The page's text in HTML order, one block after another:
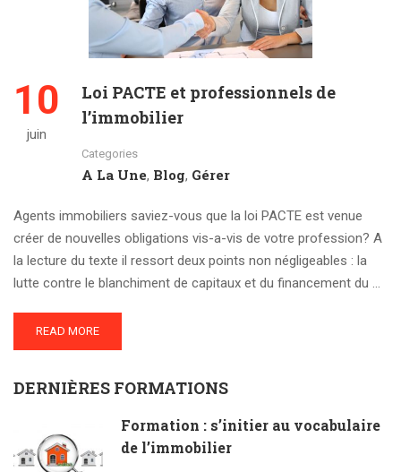
10
juin
Loi PACTE et professionnels de
l’immobilier
Categories
A La Une, Blog, Gérer
Agents immobiliers saviez-vous que la loi PACTE est venue
créer de nouvelles obligations vis-a-vis de votre profession? A
la lecture du texte il ressort deux points non négligeables : la
lutte contre le blanchiment de capitaux et du financement du …
READ MORE
DERNIÈRES FORMATIONS
Formation : s’initier au vocabulaire
de l’immobilier